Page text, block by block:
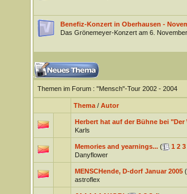
Benefiz-Konzert in Oberhausen -
Das Grönemeyer-Konzert am 6.
Themen im Forum: "Mensch"-Tour 2002 - 2004
Thema/ Autor
Herbert hat auf der Bühne bei "Der
Karls
Memories and yearnings... ( 1 2 3
Danyflower
MENSCHende, D-dorf Januar 2005 (
astroflex